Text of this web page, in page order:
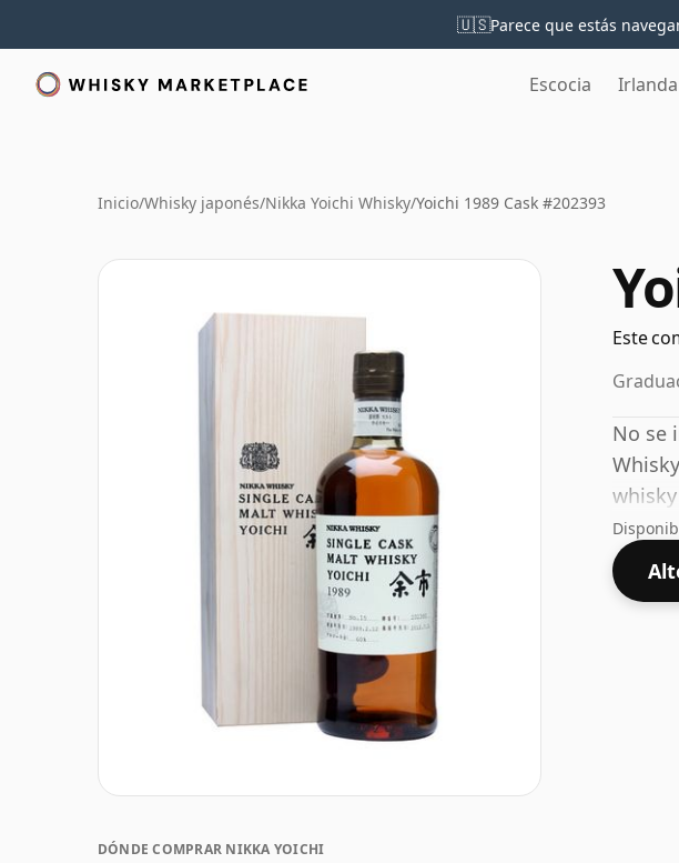
🇺🇸Parece que estás
Escocia Irlanda
Inicio/Whisky japonés/Nikka Yoichi Whisky/Yoichi 1989 Cask #202393
Este
No se
DÓNDE COMPRAR NIKKA YOICHI